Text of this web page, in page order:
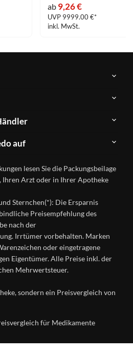
ab 9,26 €
UVP 9999.00 €*
inkl. MwSt.
auf
lesen Sie die Packungsbeilage
Ihren Arzt oder in Ihrer Apotheke
Sternchen(*): Die Ersparnis
Preisempfehlung des
nach der
Irrtümer vorbehalten. Marken
oder eingetragene
Eigentümer. Alle Preise inkl. der
Mehrwertsteuer.
sondern ein Preisvergleich von
für Medikamente